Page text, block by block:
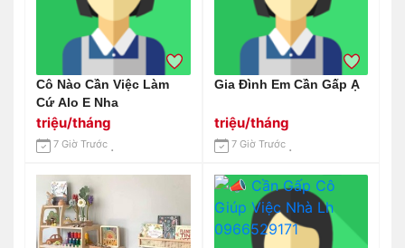
Cô Nào Cần Việc Làm
Cứ Alo E Nha
triệu/tháng
7 Giờ Trước
Gia Đình Em Cần Gấp Ạ
triệu/tháng
7 Giờ Trước